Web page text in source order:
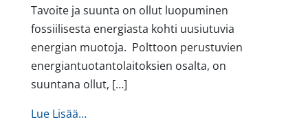
Tavoite ja suunta on ollut luopuminen
fossiilisesta energiasta kohti uusiutuvia
energian muotoja. Polttoon perustuvien
energiantuotantolaitoksien osalta, on
suuntana ollut, […]
Lue Lisää…from Minne menet metsäenergia?